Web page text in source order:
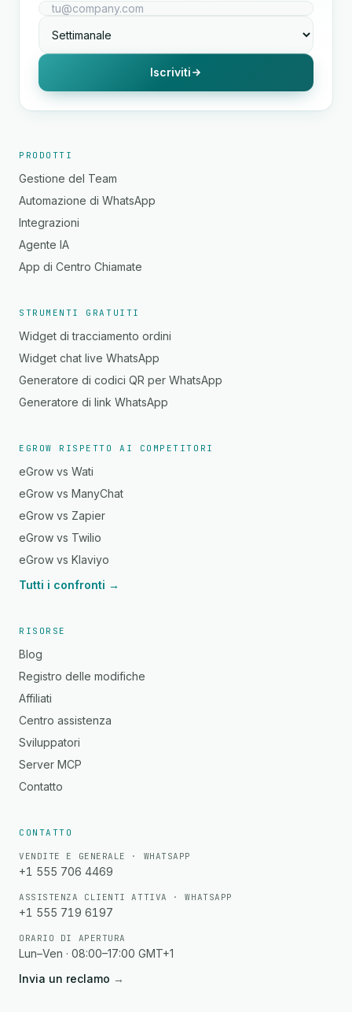
Iscriviti
PRODOTTI
Gestione del Team
Automazione di WhatsApp
Integrazioni
Agente IA
App di Centro Chiamate
STRUMENTI GRATUITI
Widget di tracciamento ordini
Widget chat live WhatsApp
Generatore di codici QR per WhatsApp
Generatore di link WhatsApp
EGROW RISPETTO AI COMPETITORI
eGrow vs Wati
eGrow vs ManyChat
eGrow vs Zapier
eGrow vs Twilio
eGrow vs Klaviyo
Tutti i confronti →
RISORSE
Blog
Registro delle modifiche
Affiliati
Centro assistenza
Sviluppatori
Server MCP
Contatto
CONTATTO
VENDITE E GENERALE · WHATSAPP
+1 555 706 4469
ASSISTENZA CLIENTI ATTIVA · WHATSAPP
+1 555 719 6197
ORARIO DI APERTURA
Lun–Ven · 08:00–17:00 GMT+1
Invia un reclamo →